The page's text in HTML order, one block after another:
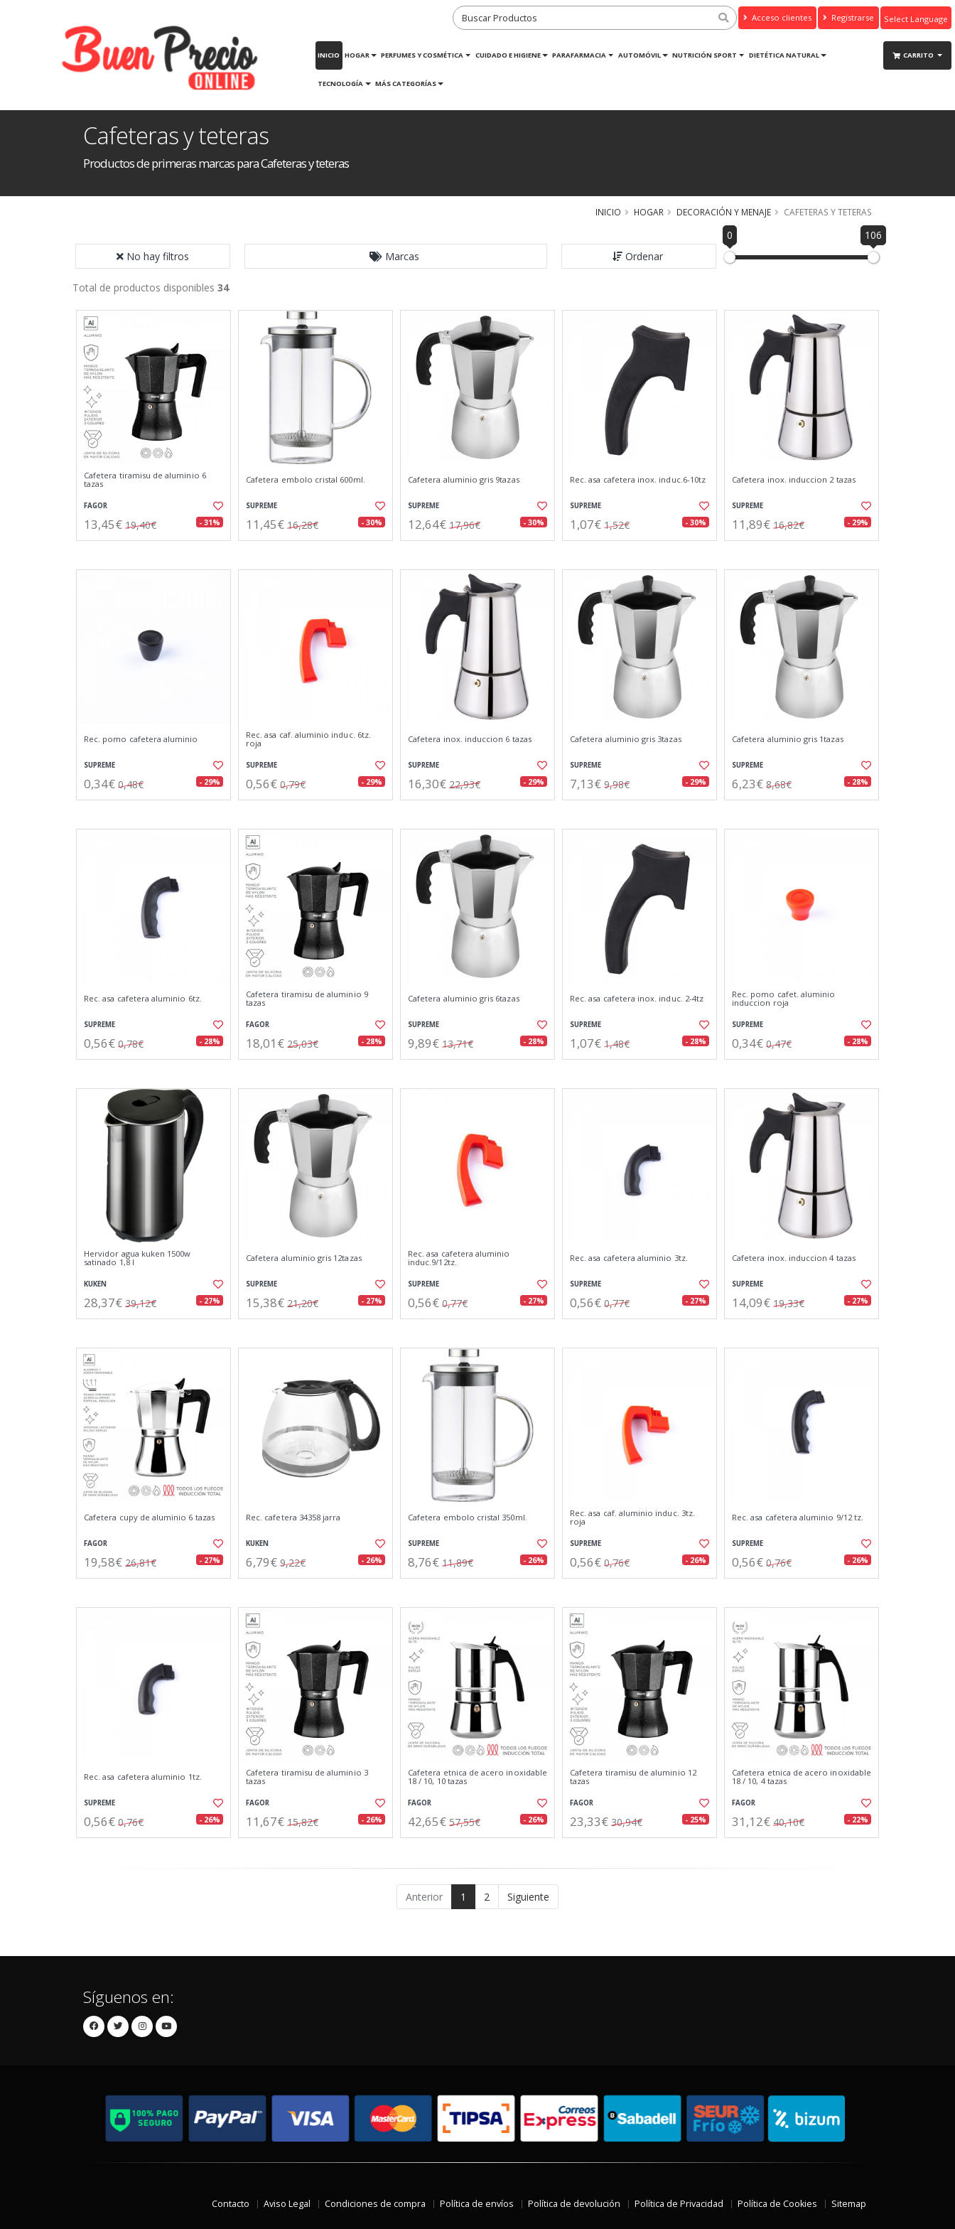
Acceso clientes Registrarse
Translate
INICIO HOGAR PERFUMES Y COSMÉTICA CUIDADO E HIGIENE PARAFARMACIA AUTOMÓVIL NUTRICIÓN SPORT DIETÉTICA NATURAL
TECNOLOGÍA MÁS CATEGORÍAS
CARRITO
Cafeteras y teteras
Productos de primeras marcas para Cafeteras y teteras
INICIO HOGAR DECORACIÓN Y MENAJE CAFETERAS Y TETERAS
No hay filtros Marcas Ordenar
0 106
Total de productos disponibles 34
Cafetera tiramisu de aluminio 6
tazas
FAGOR
13,45€ 19,40€ - 31%
Cafetera embolo cristal 600ml.
SUPREME
11,45€ 16,28€ - 30%
Cafetera aluminio gris 9tazas
SUPREME
12,64€ 17,96€ - 30%
Rec. asa cafetera inox. induc.6-10tz
SUPREME
1,07€ 1,52€ - 30%
Cafetera inox. induccion 2 tazas
SUPREME
11,89€ 16,82€ - 29%
Rec. pomo cafetera aluminio
SUPREME
0,34€ 0,48€ - 29%
Rec. asa caf. aluminio induc. 6tz.
roja
SUPREME
0,56€ 0,79€ - 29%
Cafetera inox. induccion 6 tazas
SUPREME
16,30€ 22,93€ - 29%
Cafetera aluminio gris 3tazas
SUPREME
7,13€ 9,98€ - 29%
Cafetera aluminio gris 1tazas
SUPREME
6,23€ 8,68€ - 28%
Rec. asa cafetera aluminio 6tz.
SUPREME
0,56€ 0,78€ - 28%
Cafetera tiramisu de aluminio 9
tazas
FAGOR
18,01€ 25,03€ - 28%
Cafetera aluminio gris 6tazas
SUPREME
9,89€ 13,71€ - 28%
Rec. asa cafetera inox. induc. 2-4tz
SUPREME
1,07€ 1,48€ - 28%
Rec. pomo cafet. aluminio
induccion roja
SUPREME
0,34€ 0,47€ - 28%
Hervidor agua kuken 1500w
satinado 1,8 l
KUKEN
28,37€ 39,12€ - 27%
Cafetera aluminio gris 12tazas
SUPREME
15,38€ 21,20€ - 27%
Rec. asa cafetera aluminio
induc.9/12tz.
SUPREME
0,56€ 0,77€ - 27%
Rec. asa cafetera aluminio 3tz.
SUPREME
0,56€ 0,77€ - 27%
Cafetera inox. induccion 4 tazas
SUPREME
14,09€ 19,33€ - 27%
Cafetera cupy de aluminio 6 tazas
FAGOR
19,58€ 26,81€ - 27%
Rec. cafetera 34358 jarra
KUKEN
6,79€ 9,22€ - 26%
Cafetera embolo cristal 350ml.
SUPREME
8,76€ 11,89€ - 26%
Rec. asa caf. aluminio induc. 3tz.
roja
SUPREME
0,56€ 0,76€ - 26%
Rec. asa cafetera aluminio 9/12 tz.
SUPREME
0,56€ 0,76€ - 26%
Rec. asa cafetera aluminio 1tz.
SUPREME
0,56€ 0,76€ - 26%
Cafetera tiramisu de aluminio 3
tazas
FAGOR
11,67€ 15,82€ - 26%
Cafetera etnica de acero inoxidable
18 / 10, 10 tazas
FAGOR
42,65€ 57,55€ - 26%
Cafetera tiramisu de aluminio 12
tazas
FAGOR
23,33€ 30,94€ - 25%
Cafetera etnica de acero inoxidable
18 / 10, 4 tazas
FAGOR
31,12€ 40,10€ - 22%
Anterior 1 2 Siguiente
Síguenos en:
Contacto Aviso Legal Condiciones de compra Política de envíos Política de devolución Política de Privacidad Política de Cookies Sitemap